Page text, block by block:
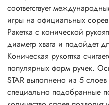
соответствует
игры на официальных
Ракетка с конической
диаметр хвата и подойдет
Коническая рукоятка
популярных форм ручек. Основание ракетки Gambler 6
STAR выполнено из 5
специально подобранные